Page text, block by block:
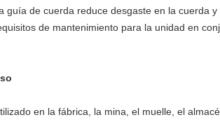
guía de cuerda reduce desgaste en la cuerda
de mantenimiento para la unidad en
en la fábrica, la mina, el muelle, el